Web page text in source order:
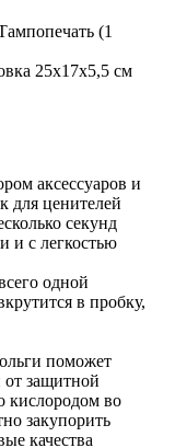
(1
25х17х5,5 см
аксессуаров и
ценителей
секунд
и с легкостью
одной
в пробку,
поможет
защитной
кислородом во
закупорить
качества